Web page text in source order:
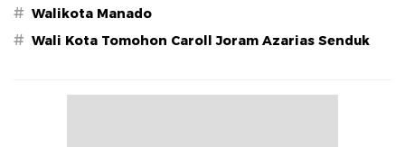
# Walikota Manado
# Wali Kota Tomohon Caroll Joram Azarias Senduk